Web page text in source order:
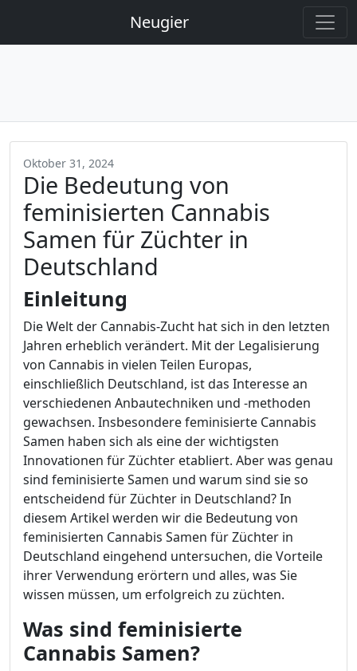
Neugier
Oktober 31, 2024
Die Bedeutung von
feminisierten Cannabis
Samen für Züchter in
Deutschland
Einleitung
Die Welt der Cannabis-Zucht hat sich in den letzten
Jahren erheblich verändert. Mit der Legalisierung
von Cannabis in vielen Teilen Europas,
einschließlich Deutschland, ist das Interesse an
verschiedenen Anbautechniken und -methoden
gewachsen. Insbesondere feminisierte Cannabis
Samen haben sich als eine der wichtigsten
Innovationen für Züchter etabliert. Aber was genau
sind feminisierte Samen und warum sind sie so
entscheidend für Züchter in Deutschland? In
diesem Artikel werden wir die Bedeutung von
feminisierten Cannabis Samen für Züchter in
Deutschland eingehend untersuchen, die Vorteile
ihrer Verwendung erörtern und alles, was Sie
wissen müssen, um erfolgreich zu züchten.
Was sind feminisierte
Cannabis Samen?